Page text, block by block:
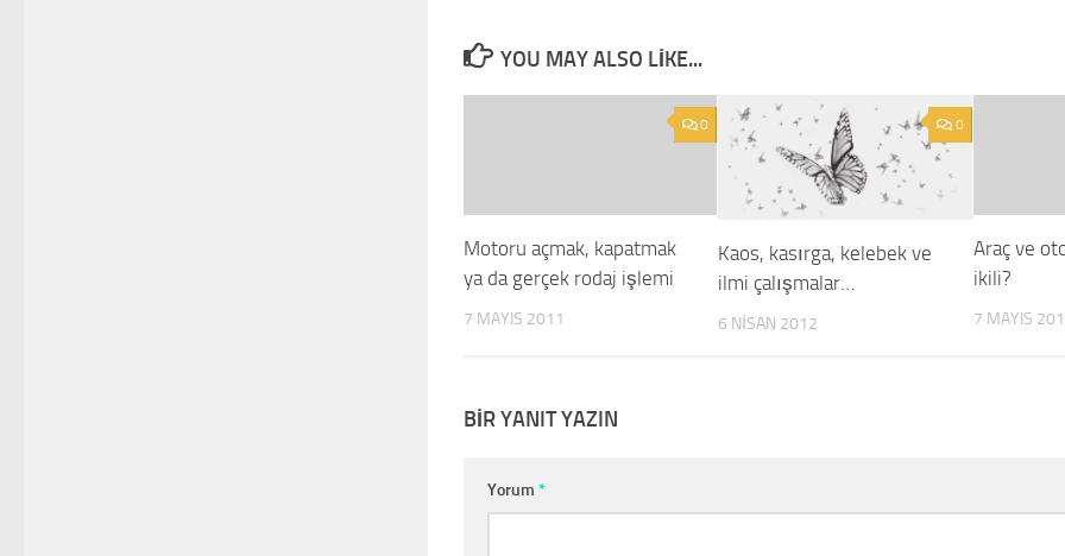
YOU MAY ALSO LIKE...
0
Motoru açmak, kapatmak
ya da gerçek rodaj işlemi
7 MAYIS 2011
0
Kaos, kasırga, kelebek ve
ilmi çalışmalar…
6 NISAN 2012
Araç ve
ikili?
7 MAYIS
BIR YANIT YAZIN
Yorum *